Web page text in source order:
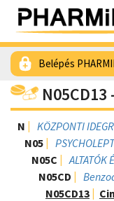
Belépés
N05CD13
N
KÖZPONTI
N05
N05C
ALTATÓK
N05CD
N05CD13